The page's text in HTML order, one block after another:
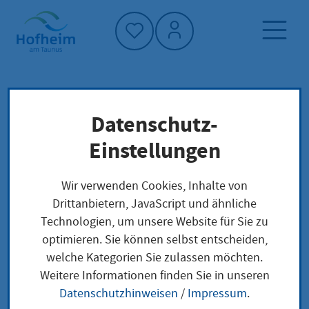
Startseite"
Neuigkeiten und Ausschreibungen
Hofheimer Büchersommer in der
Stadtbücherei
Hofheimer
Datenschutz-
Einstellungen
Wir verwenden Cookies, Inhalte von
Drittanbietern, JavaScript und ähnliche
Technologien, um unsere Website für Sie zu
optimieren. Sie können selbst entscheiden,
welche Kategorien Sie zulassen möchten.
Weitere Informationen finden Sie in unseren
Datenschutzhinweisen / Impressum.